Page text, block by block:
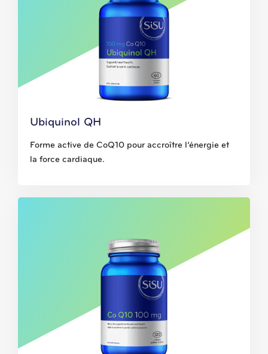
Ubiquinol QH
Forme active de CoQ10 pour accroître l’énergie et
la force cardiaque.